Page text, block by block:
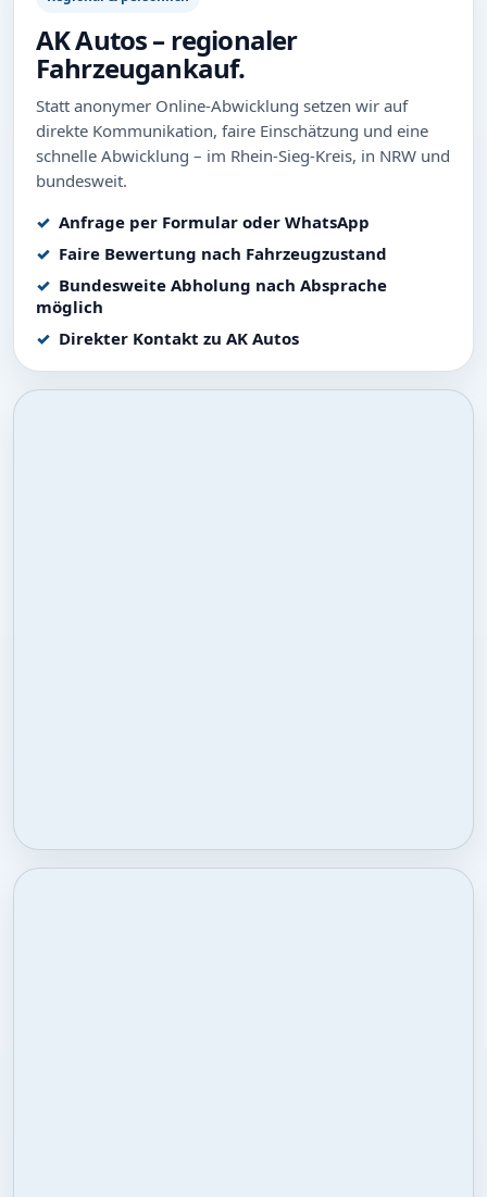
AK Autos – regionaler
Fahrzeugankauf.
Statt anonymer Online-Abwicklung setzen wir auf
direkte Kommunikation, faire Einschätzung und eine
schnelle Abwicklung – im Rhein-Sieg-Kreis, in NRW und
bundesweit.
Anfrage per Formular oder WhatsApp
Faire Bewertung nach Fahrzeugzustand
Bundesweite Abholung nach Absprache
möglich
Direkter Kontakt zu AK Autos